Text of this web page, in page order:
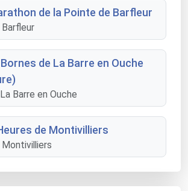
de la Pointe de Barfleur
Barfleur
de La Barre en Ouche
La Barre en Ouche
de Montivilliers
Montivilliers